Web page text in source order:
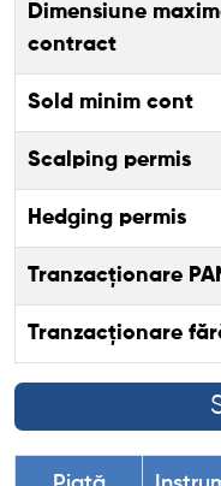
Dimensiune
contract
Sold minim cont
Scalping permis
Hedging permis
Tranzacționare
Tranzacționare